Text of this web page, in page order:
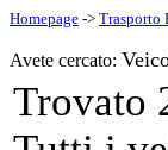
Homepage -> Trasporto
Avete cercato:
Trovato